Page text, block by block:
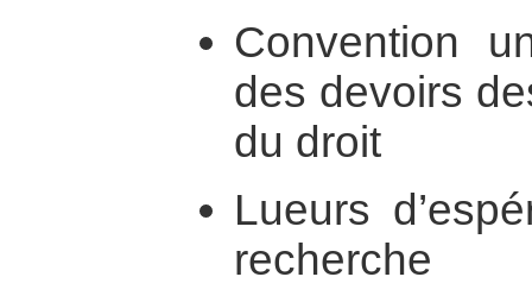
Convention
des devoirs
du droit
Lueurs
recherche